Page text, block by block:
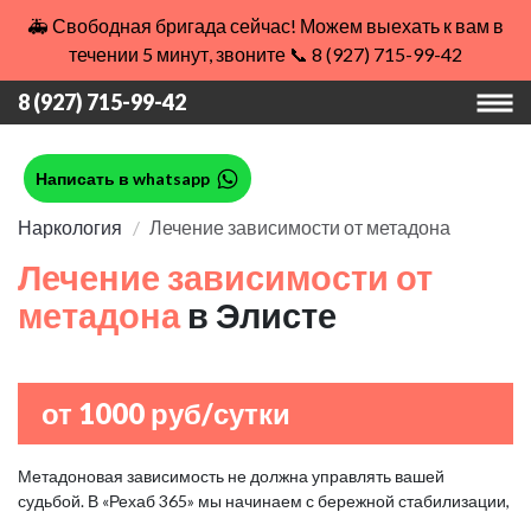
🚑 Свободная бригада сейчас! Можем выехать к вам в
течении 5 минут, звоните 📞 8 (927) 715-99-42
8 (927) 715-99-42
Написать в whatsapp
Наркология Лечение зависимости от метадона
Лечение зависимости от
метадона в Элисте
от 1000 руб/сутки
Метадоновая зависимость не должна управлять вашей
судьбой. В «Рехаб 365» мы начинаем с бережной стабилизации,